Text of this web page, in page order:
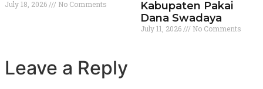
July 18, 2026 No Comments
Kabupaten Pakai
Dana Swadaya
July 11, 2026 No Comments
Leave a Reply